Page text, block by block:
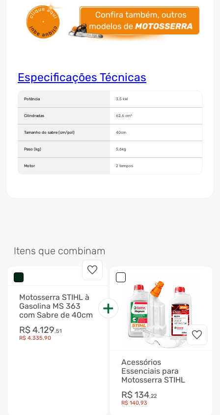
Especificações Técnicas
Potência 3,5 kW
Cilindradas 62,6 cm³
Tamanho do sabre (cm/pol) 40cm
Peso (kg) 5,6kg
Motor 2 tempos
Itens que combinam
Motosserra STIHL à
Gasolina MS 363
com Sabre de 40cm
R$4.129,51
R$ 4.335,90
Acessórios
Essenciais para
Motosserra STIHL
R$134,22
R$ 140,93